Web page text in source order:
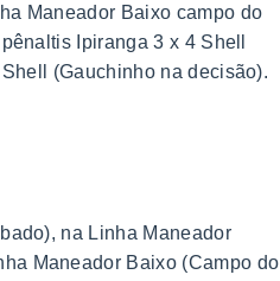
Maneador Baixo campo do
Ipiranga 3 x 4 Shell
(Gauchinho na decisão).
na Linha Maneador
Maneador Baixo (Campo do